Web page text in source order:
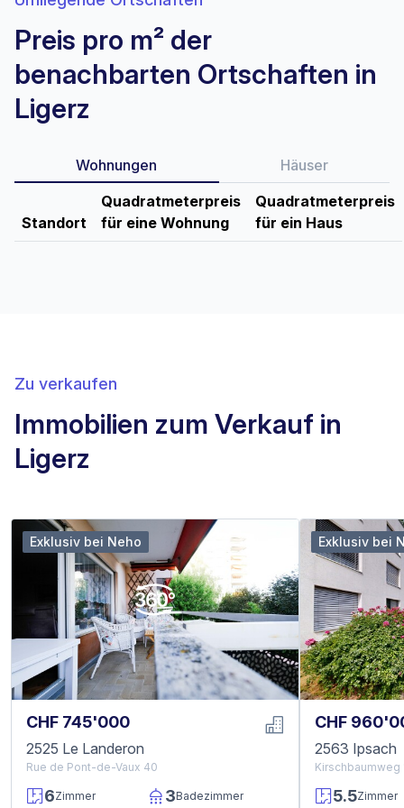
Preis pro m² der
benachbarten Ortschaften in
Ligerz
Wohnungen Häuser
Standort
Quadratmeterpreis
für eine Wohnung
Quadratmeterpreis
für ein Haus
Zu verkaufen
Immobilien zum Verkauf in
Ligerz
CHF 745'000
2525 Le Landeron
Rue de Pont-de-Vaux 40
6Zimmer 3Badezimmer
Exklusiv bei Neho
CHF
2563 Ipsach
Kirschbaumweg
5.5Zimmer
Exklusiv bei